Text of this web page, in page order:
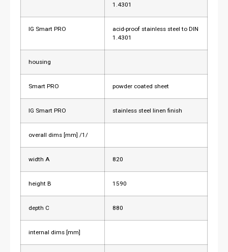
1.4301
IG Smart PRO
acid-proof stainless steel to DIN
1.4301
housing
Smart PRO powder coated sheet
IG Smart PRO stainless steel linen finish
overall dims [mm] /1/
width A 820
height B 1590
depth C 880
internal dims [mm]